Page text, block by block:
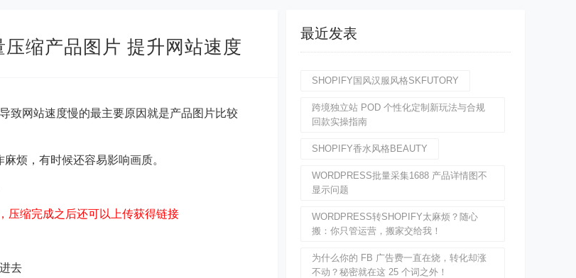
缩产品图片 提升网站速度
致网站速度慢的最主要原因就是产品图片比较
烦，有时候还容易影响画质。
压缩完成之后还可以上传获得链接
去
最近发表
SHOPIFY国风汉服风格SKFUTORY
跨境独立站 POD 个性化定制新玩法与合规
回款实操指南
SHOPIFY香水风格BEAUTY
WORDPRESS批量采集1688 产品详情图不
显示问题
WORDPRESS转SHOPIFY太麻烦？随心
搬：你只管运营，搬家交给我！
为什么你的 FB 广告费一直在烧，转化却涨
不动？秘密就在这 25 个词之外！